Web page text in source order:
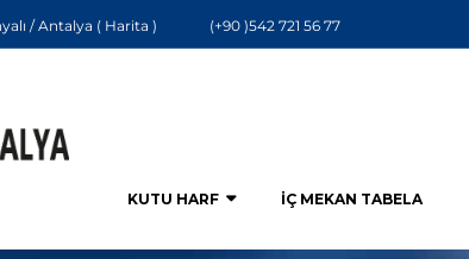
/ Antalya ( Harita ) (+90 )542 721 56 77
KUTU HARF İÇ MEKAN TABELA